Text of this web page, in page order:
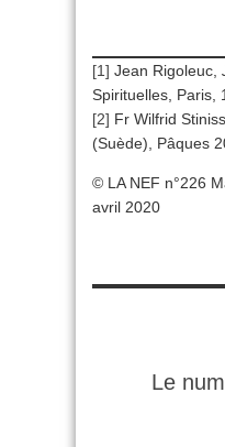
[1] Jean Rigoleuc,
Spirituelles, Paris,
[2] Fr Wilfrid
(Suède), Pâques
© LA NEF n°226
avril 2020
Le